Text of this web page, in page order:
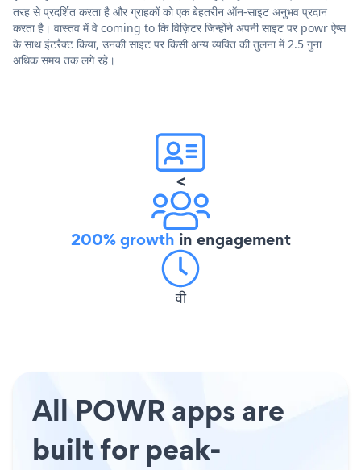
तरह से प्रदर्शित करता है और ग्राहकों को एक बेहतरीन ऑन-साइट अनुभव प्रदान
करता है। वास्तव में वे coming to कि विज़िटर जिन्होंने अपनी साइट पर powr ऐप्स
के साथ इंटरैक्ट किया, उनकी साइट पर किसी अन्य व्यक्ति की तुलना में 2.5 गुना
अधिक समय तक लगे रहे।
<
200% growth in engagement
वी
All POWR apps are
built for peak-